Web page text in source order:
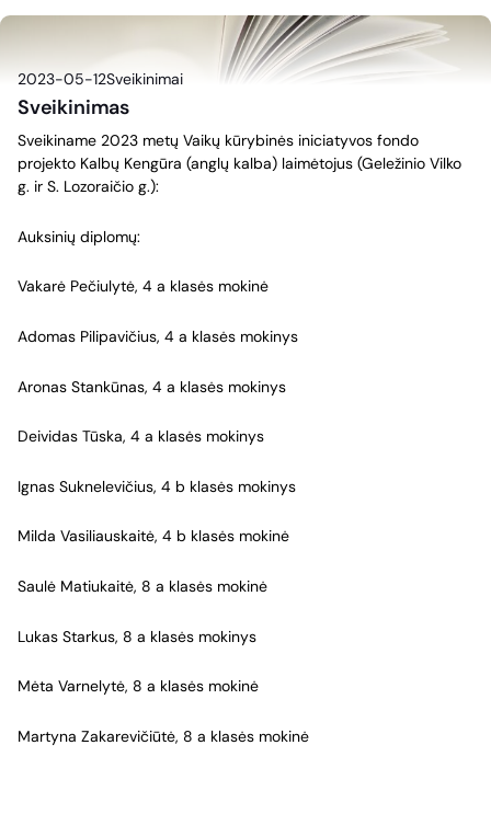
2023-05-12Sveikinimai
Sveikinimas
Sveikiname 2023 metų Vaikų kūrybinės iniciatyvos fondo
projekto Kalbų Kengūra (anglų kalba) laimėtojus (Geležinio Vilko
g. ir S. Lozoraičio g.):
Auksinių diplomų:
Vakarė Pečiulytė, 4 a klasės mokinė
Adomas Pilipavičius, 4 a klasės mokinys
Aronas Stankūnas, 4 a klasės mokinys
Deividas Tūska, 4 a klasės mokinys
Ignas Suknelevičius, 4 b klasės mokinys
Milda Vasiliauskaitė, 4 b klasės mokinė
Saulė Matiukaitė, 8 a klasės mokinė
Lukas Starkus, 8 a klasės mokinys
Mėta Varnelytė, 8 a klasės mokinė
Martyna Zakarevičiūtė, 8 a klasės mokinė